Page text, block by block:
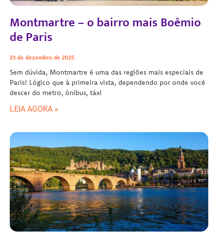
Montmartre – o bairro mais Boêmio
de Paris
23 de dezembro de 2025
Sem dúvida, Montmartre é uma das regiões mais especiais de
Paris! Lógico que à primeira vista, dependendo por onde você
descer do metro, ônibus, táxi
LEIA AGORA »